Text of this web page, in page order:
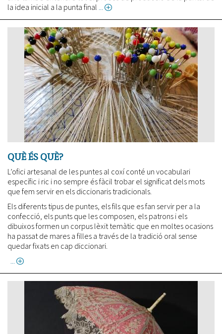
la idea inicial a la punta final
Castells,
referents
en
la
indústria
de
la
punta
a
Arenys
de
Mar
QUÈ ÉS QUÈ?
L’ofici artesanal de les puntes al coxí conté un vocabulari
específic i ric i no sempre és fàcil trobar el significat dels mots
que fem servir en els diccionaris tradicionals.
Els diferents tipus de puntes, els fils que es fan servir per a la
confecció, els punts que les composen, els patrons i els
dibuixos formen un corpus lèxit temàtic que en moltes ocasions
ha passat de mares a filles a través de la tradició oral sense
quedar fixats en cap diccionari.
és